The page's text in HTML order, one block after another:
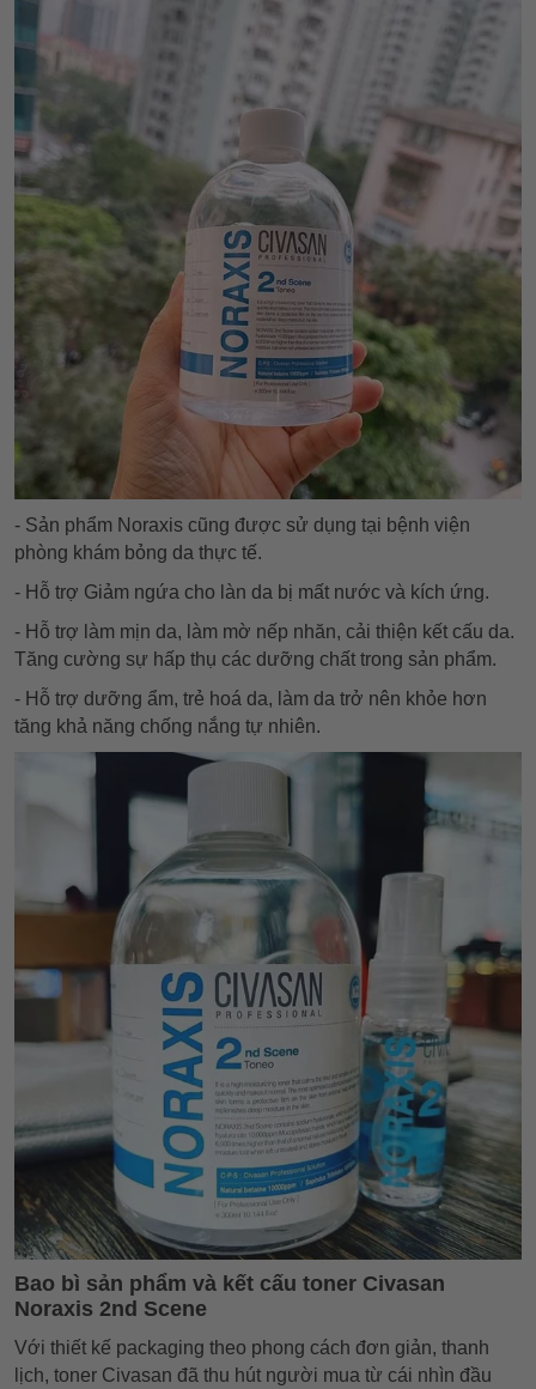
- Sản phẩm Noraxis cũng được sử dụng tại bệnh viện
phòng khám bỏng da thực tế.
- Hỗ trợ Giảm ngứa cho làn da bị mất nước và kích ứng.
- Hỗ trợ làm mịn da, làm mờ nếp nhăn, cải thiện kết cấu da.
Tăng cường sự hấp thụ các dưỡng chất trong sản phẩm.
- Hỗ trợ dưỡng ẩm, trẻ hoá da, làm da trở nên khỏe hơn
tăng khả năng chống nắng tự nhiên.
Bao bì sản phẩm và kết cấu toner Civasan
Noraxis 2nd Scene
Với thiết kế packaging theo phong cách đơn giản, thanh
lịch, toner Civasan đã thu hút người mua từ cái nhìn đầu